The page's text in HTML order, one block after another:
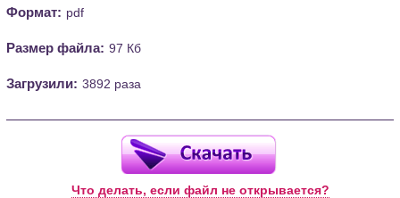
Формат: pdf
Размер файла: 97 Кб
Загрузили: 3892 раза
Что делать, если файл не открывается?